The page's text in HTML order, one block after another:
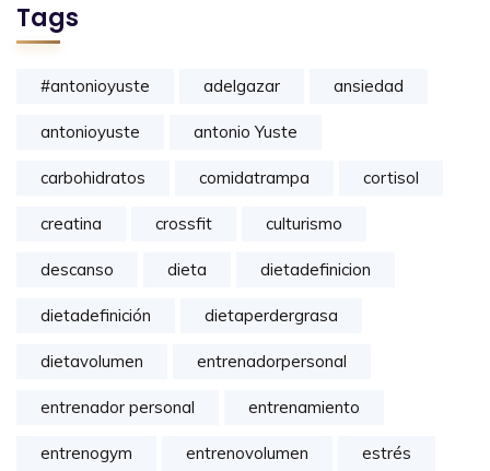
Tags
#antonioyuste adelgazar ansiedad
antonioyuste antonio Yuste
carbohidratos comidatrampa cortisol
creatina crossfit culturismo
descanso dieta dietadefinicion
dietadefinición dietaperdergrasa
dietavolumen entrenadorpersonal
entrenador personal entrenamiento
entrenogym entrenovolumen estrés